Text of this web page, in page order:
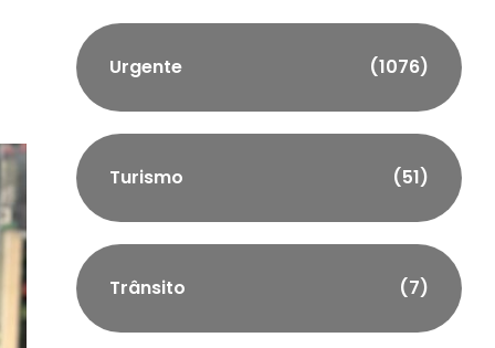
Urgente (1076)
Turismo (51)
Trânsito (7)